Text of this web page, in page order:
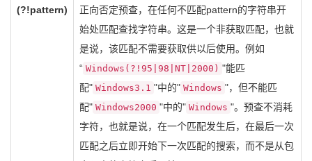
(?!pattern)
正向否定预查，在任何不匹配pattern的字符串开
始处匹配查找字符串。这是一个非获取匹配，也就
是说，该匹配不需要获取供以后使用。例如
“ Windows(?!95|98|NT|2000) "能匹
配" Windows3.1 "中的" Windows "，但不能匹
配" Windows2000 "中的" Windows "。预查不消耗
字符，也就是说，在一个匹配发生后，在最后一次
匹配之后立即开始下一次匹配的搜索，而不是从包